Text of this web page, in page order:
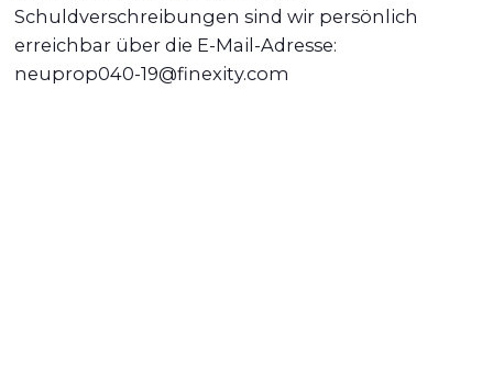
Schuldverschreibungen sind wir persönlich
erreichbar über die E-Mail-Adresse:
neuprop040-19@finexity.com